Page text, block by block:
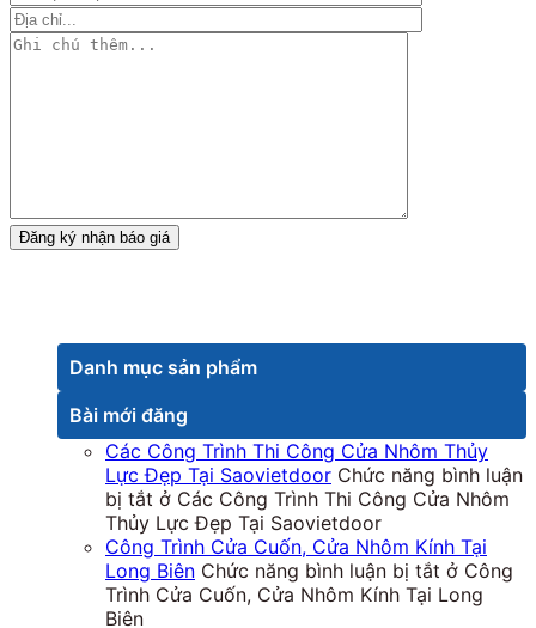
Danh mục sản phẩm
Bài mới đăng
Các Công Trình Thi Công Cửa Nhôm Thủy
Lực Đẹp Tại Saovietdoor Chức năng bình luận
bị tắt ở Các Công Trình Thi Công Cửa Nhôm
Thủy Lực Đẹp Tại Saovietdoor
Công Trình Cửa Cuốn, Cửa Nhôm Kính Tại
Long Biên Chức năng bình luận bị tắt ở Công
Trình Cửa Cuốn, Cửa Nhôm Kính Tại Long
Biên